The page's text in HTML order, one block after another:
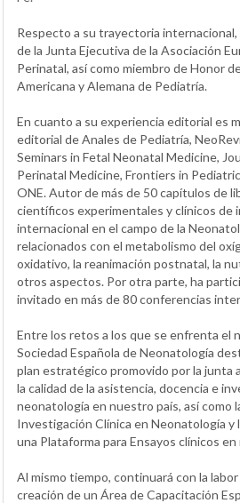
Respecto a su trayectoria
de la Junta Ejecutiva de la Asociación
Perinatal, así como miembro de Honor
Americana y Alemana de Pediatría.
En cuanto a su experiencia editorial es
editorial de Anales de Pediatría,
Seminars in Fetal Neonatal Medicine,
Perinatal Medicine, Frontiers in
ONE. Autor de más de 50 capítulos de
científicos experimentales y clínicos de
internacional en el campo de la
relacionados con el metabolismo del
oxidativo, la reanimación postnatal, la
otros aspectos. Por otra parte, ha
invitado en más de 80 conferencias
Entre los retos a los que se enfrenta el
Sociedad Española de Neonatología
plan estratégico promovido por la junta
la calidad de la asistencia, docencia e
neonatología en nuestro país, así como
Investigación Clínica en Neonatología y
una Plataforma para Ensayos clínicos
Al mismo tiempo, continuará con la
creación de un Área de Capacitación